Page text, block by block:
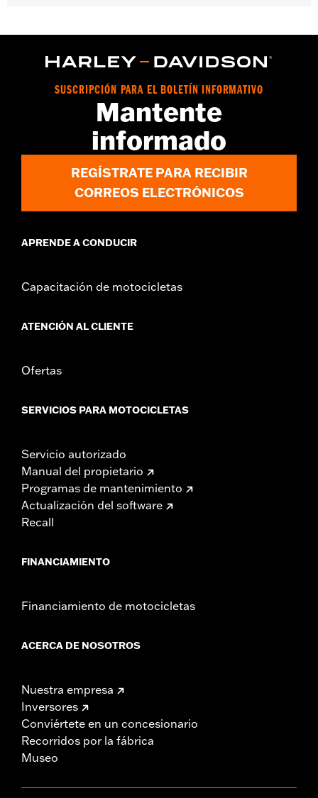
Installation Instructions
17.6 Inches
1 year limited warranty – Go towww.h-
for full details
SUSCRIPCIÓN PARA EL BOLETÍN INFORMATIVO
Mantente
informado
REGÍSTRATE PARA RECIBIR
CORREOS ELECTRÓNICOS
APRENDE A CONDUCIR
Capacitación de motocicletas
ATENCIÓN AL CLIENTE
Ofertas
SERVICIOS PARA MOTOCICLETAS
Servicio autorizado
Manual del propietario
Programas de mantenimiento
Actualización del software
Recall
FINANCIAMIENTO
Financiamiento de motocicletas
ACERCA DE NOSOTROS
Nuestra empresa
Inversores
Conviértete en un concesionario
Recorridos por la fábrica
Museo